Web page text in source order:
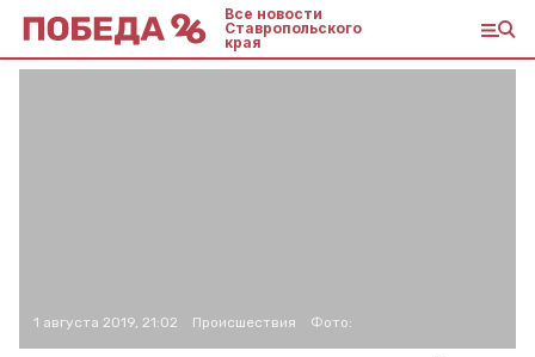
Все новости
Ставропольского
края
1 августа 2019, 21:02 Происшествия Фото: